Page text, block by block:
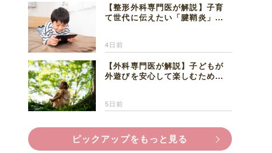
【整形外科専門医が解説】子育
て世代に伝えたい「腱鞘炎」の
4日前
【外科専門医が解説】子どもが
外遊びを安心して楽しむため
5日前
ピックアップをもっと見る